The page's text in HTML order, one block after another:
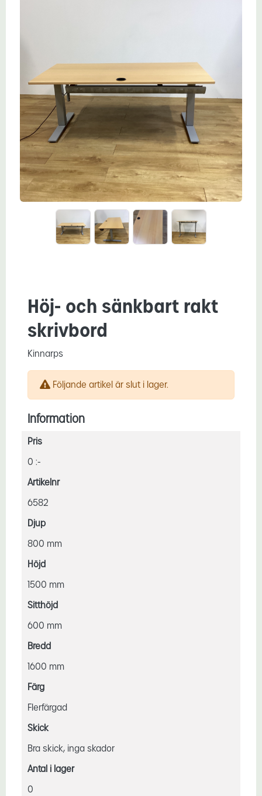
Höj- och sänkbart rakt
skrivbord
Kinnarps
Följande artikel är slut i lager.
Information
Pris
0 :-
Artikelnr
6582
Djup
800 mm
Höjd
1500 mm
Sitthöjd
600 mm
Bredd
1600 mm
Färg
Flerfärgad
Skick
Bra skick, inga skador
Antal i lager
0